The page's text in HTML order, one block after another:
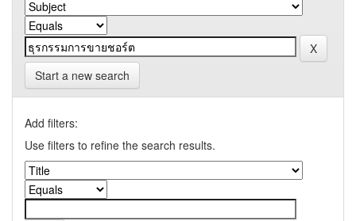
Start a new search
Add filters:
Use filters to refine the search results.